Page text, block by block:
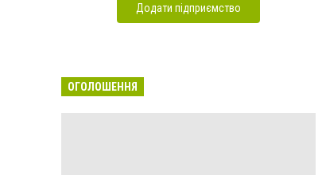
Додати підприємство
ОГОЛОШЕННЯ